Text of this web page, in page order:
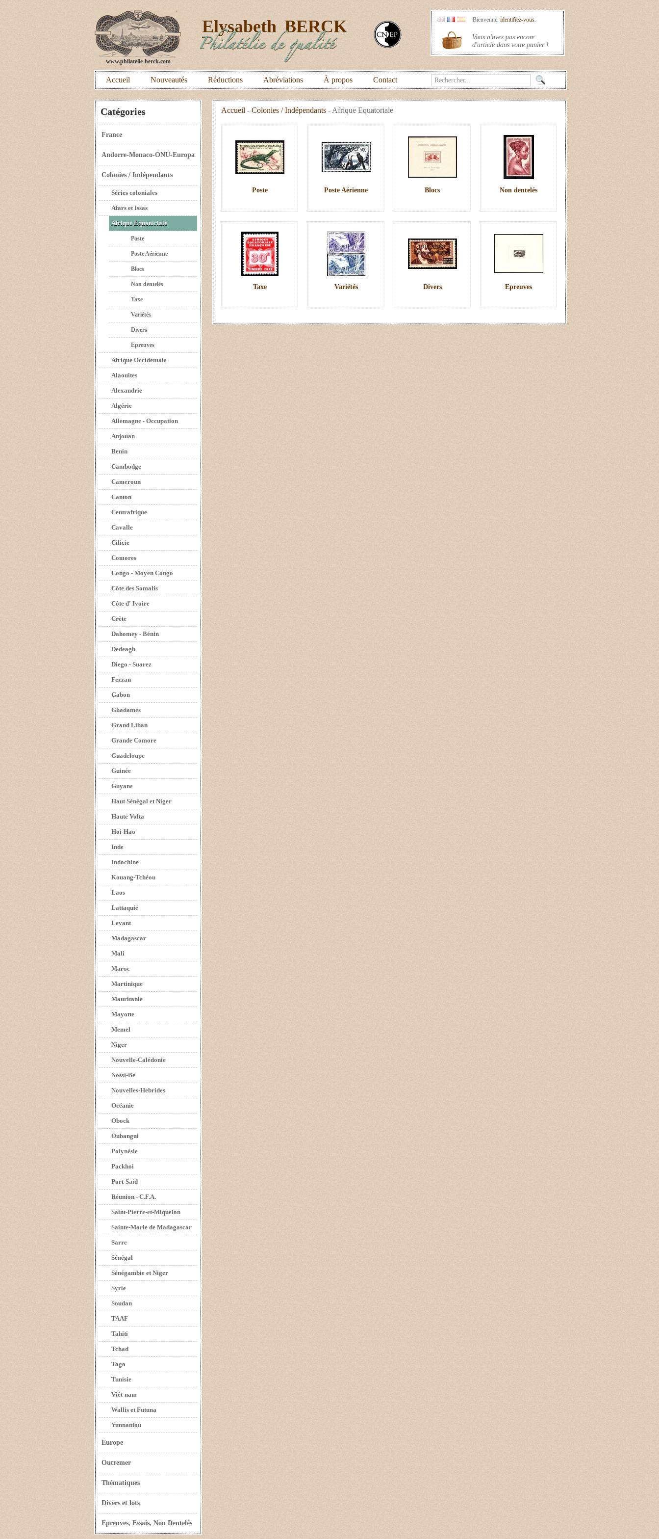
www.philatelie-berck.com
Elysabeth BERCK
Philatélie de qualité
Bienvenue, identifiez-vous.
Vous n'avez pas encore
d'article dans votre panier !
Accueil Nouveautés Réductions Abréviations À propos Contact
Catégories
France
Andorre-Monaco-ONU-Europa
Colonies / Indépendants
Séries coloniales
Afars et Issas
Afrique Equatoriale
Poste
Poste Aérienne
Blocs
Non dentelés
Taxe
Variétés
Divers
Epreuves
Afrique Occidentale
Alaouites
Alexandrie
Algérie
Allemagne - Occupation
Anjouan
Benin
Cambodge
Cameroun
Canton
Centrafrique
Cavalle
Cilicie
Comores
Congo - Moyen Congo
Côte des Somalis
Côte d' Ivoire
Crète
Dahomey - Bénin
Dedeagh
Diego - Suarez
Fezzan
Gabon
Ghadames
Grand Liban
Grande Comore
Guadeloupe
Guinée
Guyane
Haut Sénégal et Niger
Haute Volta
Hoi-Hao
Inde
Indochine
Kouang-Tchéou
Laos
Lattaquié
Levant
Madagascar
Mali
Maroc
Martinique
Mauritanie
Mayotte
Memel
Niger
Nouvelle-Calédonie
Nossi-Be
Nouvelles-Hebrides
Océanie
Obock
Oubangui
Polynésie
Packhoi
Port-Said
Réunion - C.F.A.
Saint-Pierre-et-Miquelon
Sainte-Marie de Madagascar
Sarre
Sénégal
Sénégambie et Niger
Syrie
Soudan
TAAF
Tahiti
Tchad
Togo
Tunisie
Viêt-nam
Wallis et Futuna
Yunnanfou
Europe
Outremer
Thématiques
Divers et lots
Epreuves, Essais, Non Dentelés
Accueil - Colonies / Indépendants - Afrique Equatoriale
Poste Poste Aérienne Blocs Non dentelés
Taxe Variétés Divers Epreuves